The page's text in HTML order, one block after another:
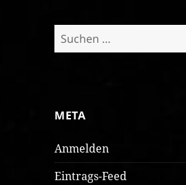
Suchen
nach:
META
Anmelden
Eintrags-Feed